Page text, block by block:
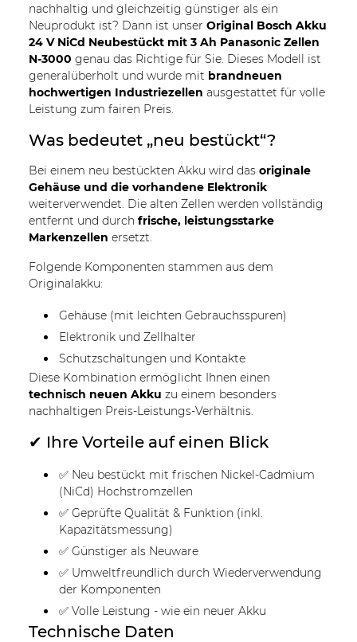
nachhaltig und gleichzeitig günstiger als ein
Neuprodukt ist? Dann ist unser Original Bosch Akku
24 V NiCd Neubestückt mit 3 Ah Panasonic Zellen
N-3000 genau das Richtige für Sie. Dieses Modell ist
generalüberholt und wurde mit brandneuen
hochwertigen Industriezellen ausgestattet für volle
Leistung zum fairen Preis.
Was bedeutet „neu bestückt“?
Bei einem neu bestückten Akku wird das originale
Gehäuse und die vorhandene Elektronik
weiterverwendet. Die alten Zellen werden vollständig
entfernt und durch frische, leistungsstarke
Markenzellen ersetzt.
Folgende Komponenten stammen aus dem
Originalakku:
Gehäuse (mit leichten Gebrauchsspuren)
Elektronik und Zellhalter
Schutzschaltungen und Kontakte
Diese Kombination ermöglicht Ihnen einen
technisch neuen Akku zu einem besonders
nachhaltigen Preis-Leistungs-Verhältnis.
✔ Ihre Vorteile auf einen Blick
✅ Neu bestückt mit frischen Nickel-Cadmium
(NiCd) Hochstromzellen
✅ Geprüfte Qualität & Funktion (inkl.
Kapazitätsmessung)
✅ Günstiger als Neuware
✅ Umweltfreundlich durch Wiederverwendung
der Komponenten
✅ Volle Leistung - wie ein neuer Akku
Technische Daten